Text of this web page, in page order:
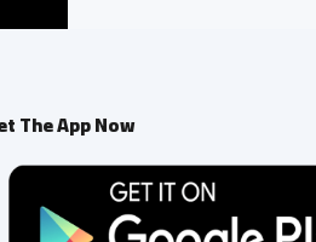
The App Now